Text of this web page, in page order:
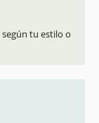
tu estilo o